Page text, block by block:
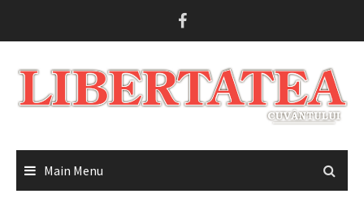
Main Menu